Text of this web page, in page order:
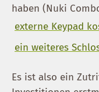
haben (Nuki
externe Keypad
ein weiteres
Es ist also ein